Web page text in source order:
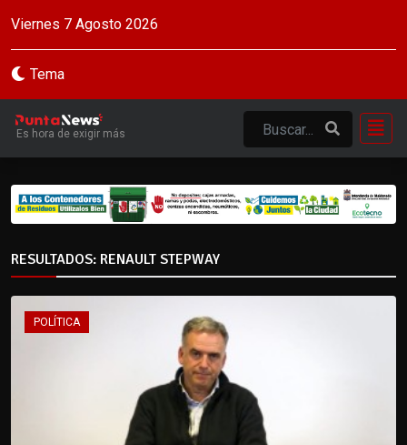
Viernes 7 Agosto 2026
Tema
Es hora de exigir más
RESULTADOS: RENAULT STEPWAY
POLÍTICA